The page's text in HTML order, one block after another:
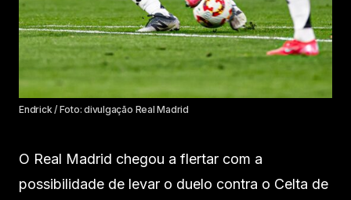
Endrick / Foto: divulgação Real Madrid
O Real Madrid chegou a flertar com a
possibilidade de levar o duelo contra o Celta de